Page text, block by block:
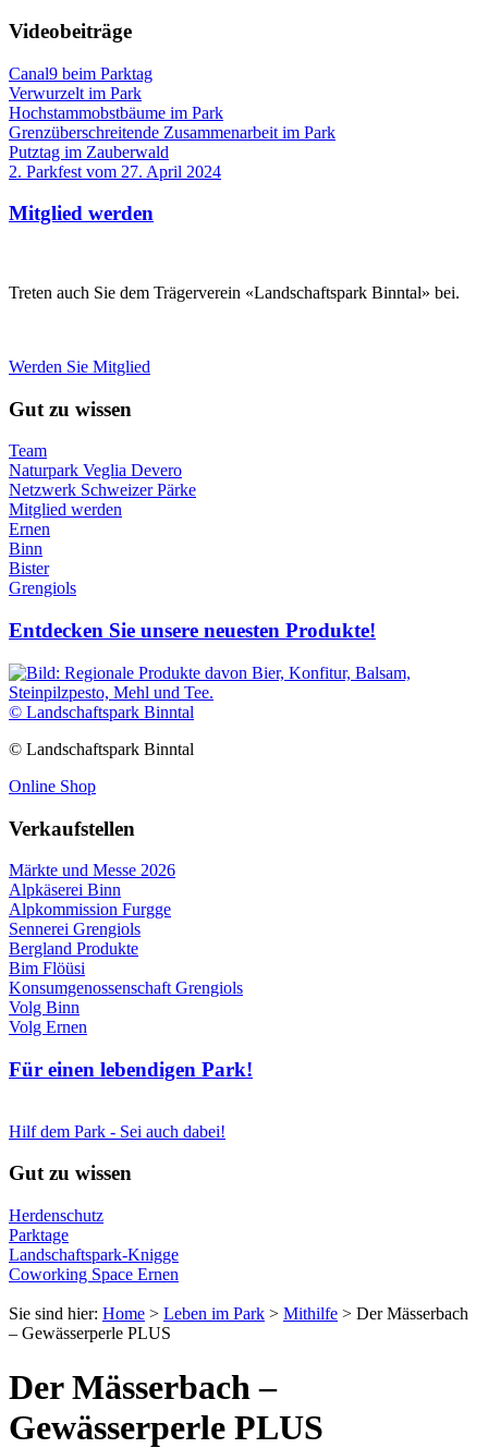
Videobeiträge
Canal9 beim Parktag
Verwurzelt im Park
Hochstammobstbäume im Park
Grenzüberschreitende Zusammenarbeit im Park
Putztag im Zauberwald
2. Parkfest vom 27. April 2024
Mitglied werden
Treten auch Sie dem Trägerverein «Landschaftspark Binntal» bei.
Werden Sie Mitglied
Gut zu wissen
Team
Naturpark Veglia Devero
Netzwerk Schweizer Pärke
Mitglied werden
Ernen
Binn
Bister
Grengiols
Entdecken Sie unsere neuesten Produkte!
© Landschaftspark Binntal
© Landschaftspark Binntal
Online Shop
Verkaufstellen
Märkte und Messe 2026
Alpkäserei Binn
Alpkommission Furgge
Sennerei Grengiols
Bergland Produkte
Bim Flöüsi
Konsumgenossenschaft Grengiols
Volg Binn
Volg Ernen
Für einen lebendigen Park!
Hilf dem Park - Sei auch dabei!
Gut zu wissen
Herdenschutz
Parktage
Landschaftspark-Knigge
Coworking Space Ernen
Sie sind hier: Home > Leben im Park > Mithilfe > Der Mässerbach
– Gewässerperle PLUS
Der Mässerbach –
Gewässerperle PLUS